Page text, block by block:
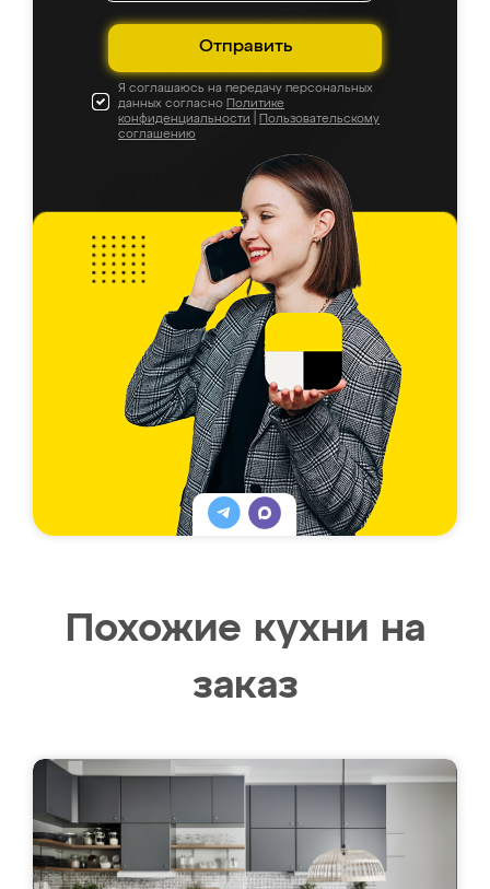
Отправить
Я соглашаюсь на передачу персональных
данных согласно Политике
конфиденциальности
Пользовательскому
соглашению
Похожие кухни на
заказ